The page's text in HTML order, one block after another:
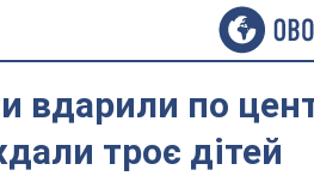
вдарили по
троє дітей